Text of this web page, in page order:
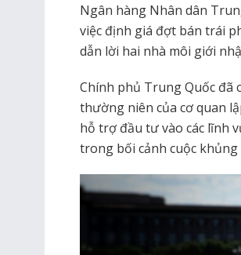
Ngân hàng Nhân dân
việc định giá đợt bán trái
dẫn lời hai nhà môi giới
Chính phủ Trung Quốc đã
thường niên của cơ quan
hỗ trợ đầu tư vào các lĩnh
trong bối cảnh cuộc